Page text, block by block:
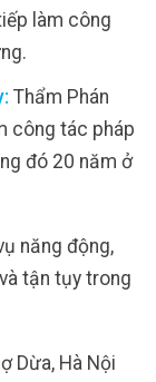
làm công
Thẩm Phán
công tác pháp
đó 20 năm ở
năng động,
tận tụy trong
Dừa, Hà Nội